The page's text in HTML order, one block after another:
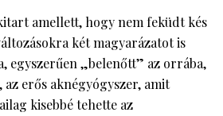
amellett, hogy nem feküdt kés
két magyarázatot is
egyszerűen „belenőtt” az orrába,
erős aknégyógyszer, amit
kisebbé tehette az